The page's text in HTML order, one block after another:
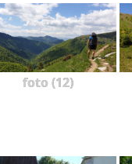
foto (12)